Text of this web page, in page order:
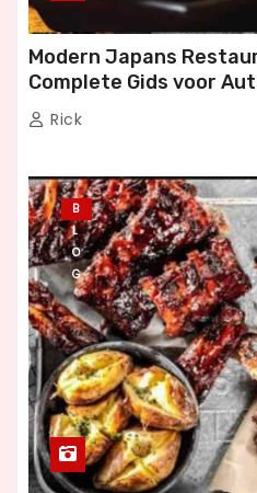
Modern Japans
Complete Gids voor
Dineren
Rick
B
L
O
G